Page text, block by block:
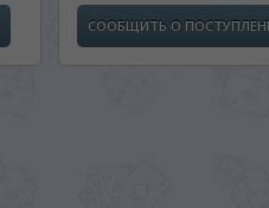
СООБЩИТЬ О